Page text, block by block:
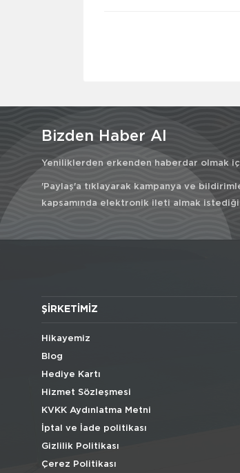
Bizden Haber Al
Yeniliklerden erkenden haberdar olmak
'Paylaş'a tıklayarak kampanya ve
kapsamında elektronik ileti almak
ŞIRKETIMIZ
Hikayemiz
Blog
Hediye Kartı
Hizmet Sözleşmesi
KVKK Aydınlatma Metni
İptal ve İade politikası
Gizlilik Politikası
Çerez Politikası